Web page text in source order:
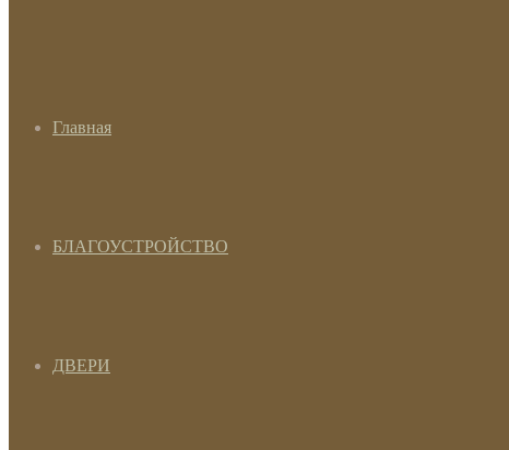
Главная
БЛАГОУСТРОЙСТВО
ДВЕРИ